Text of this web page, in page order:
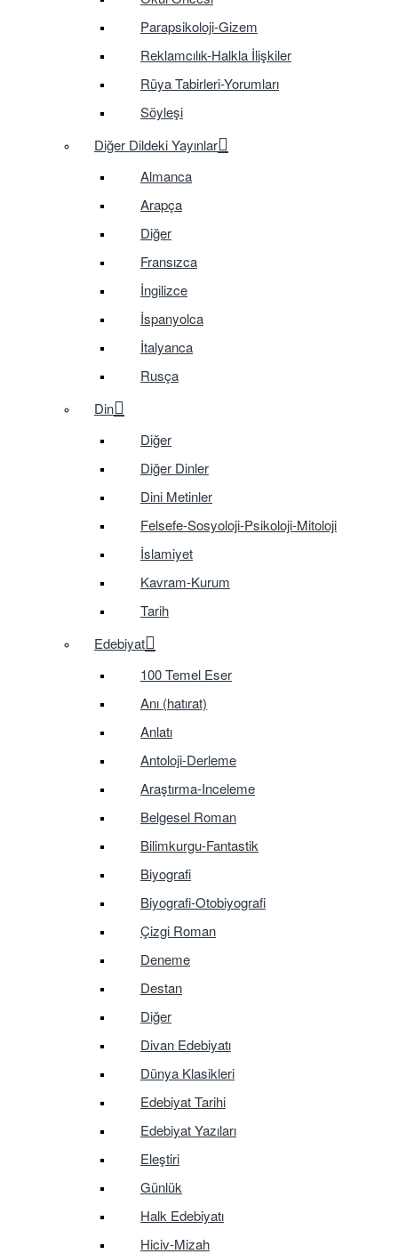
Parapsikoloji-Gizem
Reklamcılık-Halkla İlişkiler
Rüya Tabirleri-Yorumları
Söyleşi
Diğer Dildeki Yayınlar
Almanca
Arapça
Diğer
Fransızca
İngilizce
İspanyolca
İtalyanca
Rusça
Din
Diğer
Diğer Dinler
Dini Metinler
Felsefe-Sosyoloji-Psikoloji-Mitoloji
İslamiyet
Kavram-Kurum
Tarih
Edebiyat
100 Temel Eser
Anı (hatırat)
Anlatı
Antoloji-Derleme
Araştırma-Inceleme
Belgesel Roman
Bilimkurgu-Fantastik
Biyografi
Biyografi-Otobiyografi
Çizgi Roman
Deneme
Destan
Diğer
Divan Edebiyatı
Dünya Klasikleri
Edebiyat Tarihi
Edebiyat Yazıları
Eleştiri
Günlük
Halk Edebiyatı
Hiciv-Mizah